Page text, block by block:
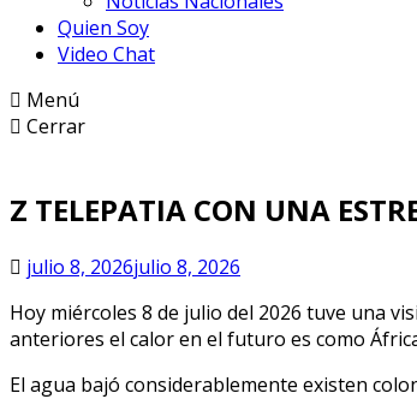
Quien Soy
Video Chat
Menú
Cerrar
Z TELEPATIA CON UNA
julio 8, 2026julio 8, 2026
Hoy miércoles 8 de julio del 2026 tuve una
anteriores el calor en el futuro es como
El agua bajó considerablemente existen